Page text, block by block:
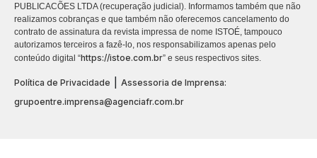
PUBLICACÕES LTDA (recuperação judicial). Informamos também que não
realizamos cobranças e que também não oferecemos cancelamento do
contrato de assinatura da revista impressa de nome ISTOÉ, tampouco
autorizamos terceiros a fazê-lo, nos responsabilizamos apenas pelo
conteúdo digital “https://istoe.com.br” e seus respectivos sites.
Política de Privacidade
Assessoria de Imprensa:
grupoentre.imprensa@agenciafr.com.br